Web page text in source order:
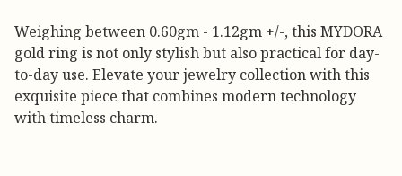
Weighing between 0.60gm - 1.12gm +/-, this MYDORA
gold ring is not only stylish but also practical for day-
to-day use. Elevate your jewelry collection with this
exquisite piece that combines modern technology
with timeless charm.